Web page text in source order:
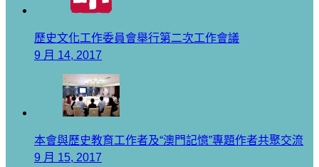
歷史文化工作委員會舉行第二次工作會議
9 月 14, 2017
本會與歷史教育工作者及“澳門記憶”專題作者共聚交流
9 月 15, 2017